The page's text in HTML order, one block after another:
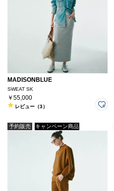
MADISONBLUE
SWEAT SK
￥55,000
レビュー（3）
予約販売 キャンペーン商品